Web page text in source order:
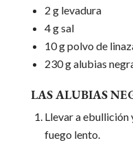
2 g levadura
4 g sal
10 g polvo de
230 g alubias
LAS ALUBIAS
Llevar a ebullición
fuego lento.